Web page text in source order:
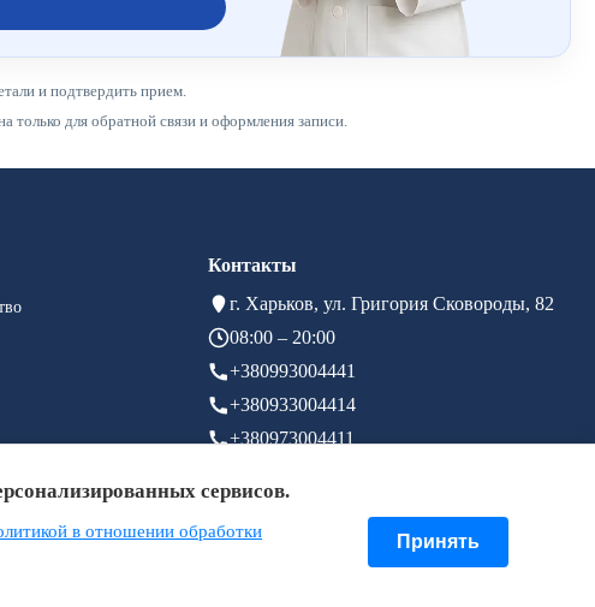
и подтвердить прием.
для обратной связи и оформления записи.
Контакты
г. Харьков, ул. Григория Сковороды, 82
08:00 – 20:00
+380993004441
+380933004414
+380973004411
сервисов.
в отношении обработки
Принять